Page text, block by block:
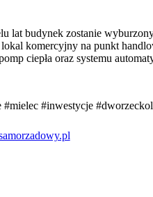
lat budynek zostanie
komercyjny na punkt
ciepła oraz systemu
#mielec #inwestycje